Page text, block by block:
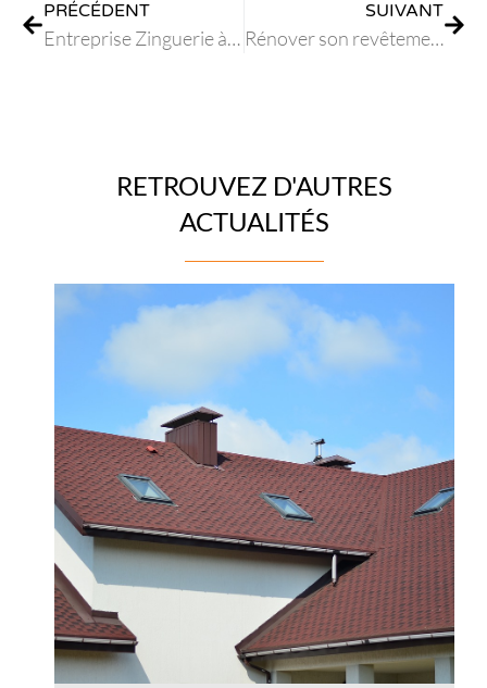
PRÉCÉDENT
Entreprise Zinguerie à La-colle-sur-loup
SUIVANT
Rénover son revêtement de toit – Travaux de Couverture à Sophia Antipolis
RETROUVEZ D'AUTRES
ACTUALITÉS